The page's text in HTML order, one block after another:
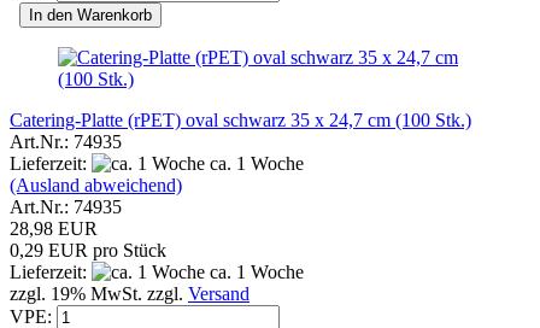
In den Warenkorb
Catering-Platte (rPET) oval schwarz 35 x 24,7 cm (100 Stk.)
Art.Nr.: 74935
Lieferzeit:
ca. 1 Woche
(Ausland abweichend)
Art.Nr.: 74935
28,98 EUR
0,29 EUR pro Stück
Lieferzeit:
ca. 1 Woche
zzgl. 19% MwSt. zzgl. Versand
VPE: